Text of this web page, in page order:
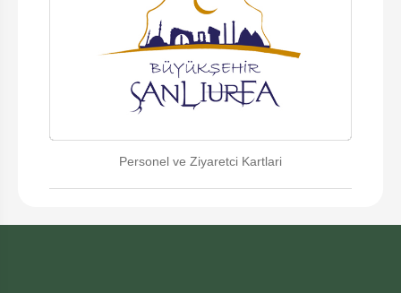
Personel ve Ziyaretci Kartlari